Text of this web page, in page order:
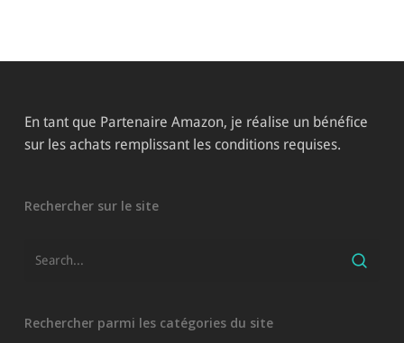
En tant que Partenaire Amazon, je réalise un bénéfice
sur les achats remplissant les conditions requises.
Rechercher sur le site
Rechercher parmi les catégories du site